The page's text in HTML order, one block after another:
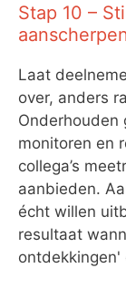
Stap 10 –
Laat
over, anders
monitoren en
collega’s
aanbieden.
écht willen
resultaat
ontdekkingen'